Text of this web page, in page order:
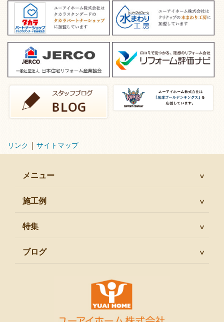
リンク サイトマップ
メニュー
施工例
特集
ブログ